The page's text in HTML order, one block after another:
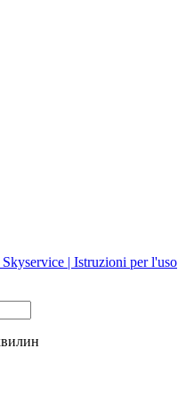
| Istruzioni per l'uso